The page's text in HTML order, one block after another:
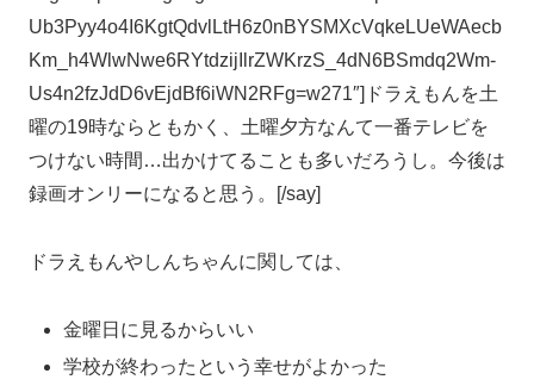
Ub3Pyy4o4I6KgtQdvlLtH6z0nBYSMXcVqkeLUeWAecb
Km_h4WlwNwe6RYtdzijIlrZWKrzS_4dN6BSmdq2Wm-
Us4n2fzJdD6vEjdBf6iWN2RFg=w271″]ドラえもんを土
曜の19時ならともかく、土曜夕方なんて一番テレビを
つけない時間…出かけてることも多いだろうし。今後は
録画オンリーになると思う。[/say]
ドラえもんやしんちゃんに関しては、
金曜日に見るからいい
学校が終わったという幸せがよかった